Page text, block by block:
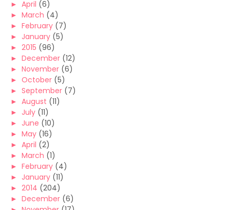
► April (6)
► March (4)
► February (7)
► January (5)
► 2015 (96)
► December (12)
► November (6)
► October (5)
► September (7)
► August (11)
► July (11)
► June (10)
► May (16)
► April (2)
► March (1)
► February (4)
► January (11)
► 2014 (204)
► December (6)